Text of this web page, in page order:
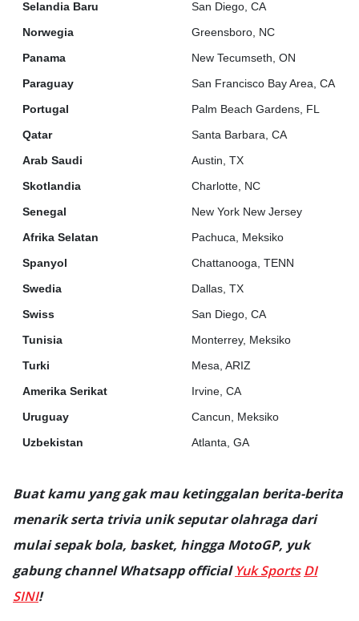
Selandia Baru
San Diego, CA
Norwegia
Greensboro, NC
Panama
New Tecumseth, ON
Paraguay
San Francisco Bay Area, CA
Portugal
Palm Beach Gardens, FL
Qatar
Santa Barbara, CA
Arab Saudi
Austin, TX
Skotlandia
Charlotte, NC
Senegal
New York New Jersey
Afrika Selatan
Pachuca, Meksiko
Spanyol
Chattanooga, TENN
Swedia
Dallas, TX
Swiss
San Diego, CA
Tunisia
Monterrey, Meksiko
Turki
Mesa, ARIZ
Amerika Serikat
Irvine, CA
Uruguay
Cancun, Meksiko
Uzbekistan
Atlanta, GA
Buat kamu yang gak mau ketinggalan berita-berita
menarik serta trivia unik seputar olahraga dari
mulai sepak bola, basket, hingga MotoGP, yuk
gabung channel Whatsapp official Yuk Sports DI
SINI!